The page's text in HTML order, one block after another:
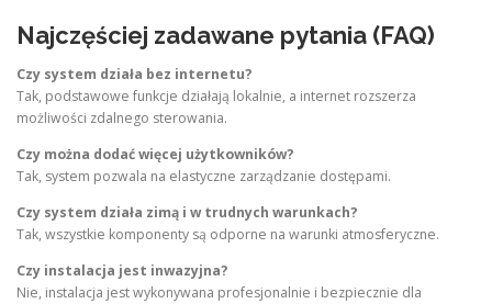
Najczęściej zadawane pytania (FAQ)
Czy system działa bez internetu?
Tak, podstawowe funkcje działają lokalnie, a internet rozszerza
możliwości zdalnego sterowania.
Czy można dodać więcej użytkowników?
Tak, system pozwala na elastyczne zarządzanie dostępami.
Czy system działa zimą i w trudnych warunkach?
Tak, wszystkie komponenty są odporne na warunki atmosferyczne.
Czy instalacja jest inwazyjna?
Nie, instalacja jest wykonywana profesjonalnie i bezpiecznie dla